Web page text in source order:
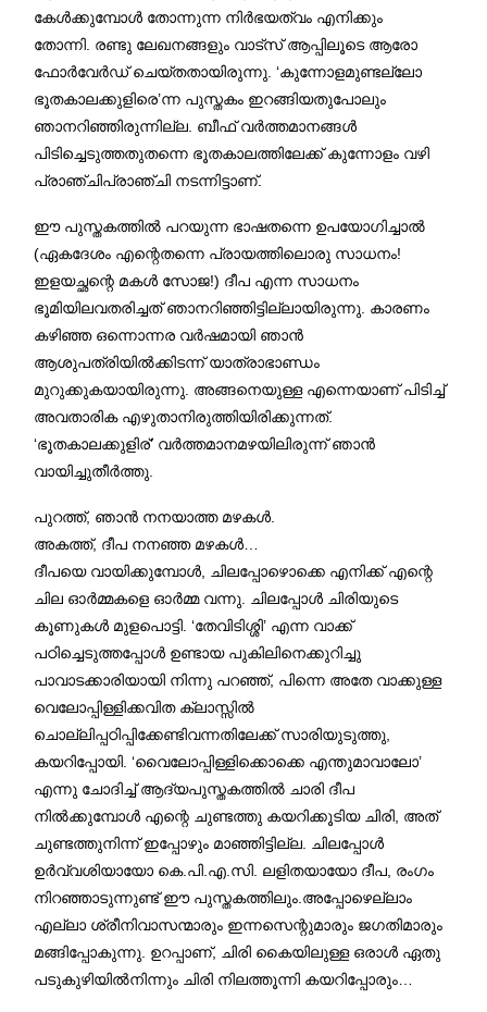
കേള്‍ക്കുമ്പോള്‍ തോന്നുന്ന നിര്‍ഭയത്വം എനിക്കും
തോന്നി. രണ്ടു ലേഖനങ്ങളും വാട്‌സ് ആപ്പിലൂടെ ആരോ
ഫോര്‍വേര്‍ഡ് ചെയ്തതായിരുന്നു. ‘കുന്നോളമുണ്ടല്ലോ
ഭൂതകാലക്കുളിരെ’ന്ന പുസ്തകം ഇറങ്ങിയതുപോലും
ഞാനറിഞ്ഞിരുന്നില്ല. ബീഫ് വര്‍ത്തമാനങ്ങള്‍
പിടിച്ചെടുത്തതുതന്നെ ഭൂതകാലത്തിലേക്ക് കുന്നോളം വഴി
പ്രാഞ്ചിപ്രാഞ്ചി നടന്നിട്ടാണ്.
ഈ പുസ്തകത്തില്‍ പറയുന്ന ഭാഷതന്നെ ഉപയോഗിച്ചാല്‍
(ഏകദേശം എന്റെതന്നെ പ്രായത്തിലൊരു സാധനം!
ഇളയച്ഛന്റെ മകള്‍ സോജ!) ദീപ എന്ന സാധനം
ഭൂമിയിലവതരിച്ചത് ഞാനറിഞ്ഞിട്ടില്ലായിരുന്നു. കാരണം
കഴിഞ്ഞ ഒന്നൊന്നര വര്‍ഷമായി ഞാന്‍
ആശുപത്രിയില്‍ക്കിടന്ന് യാത്രാഭാണ്ഡം
മുറുക്കുകയായിരുന്നു. അങ്ങനെയുള്ള എന്നെയാണ് പിടിച്ച്
അവതാരിക എഴുതാനിരുത്തിയിരിക്കുന്നത്.
‘ഭൂതകാലക്കുളിര്’ വര്‍ത്തമാനമഴയിലിരുന്ന് ഞാൻ
വായിച്ചുതീര്‍ത്തു.
പുറത്ത്, ഞാന്‍ നനയാത്ത മഴകള്‍.
അകത്ത്, ദീപ നനഞ്ഞ മഴകള്‍…
ദീപയെ വായിക്കുമ്പോള്‍, ചിലപ്പോഴൊക്കെ എനിക്ക് എന്റെ
ചില ഓര്‍മ്മകളെ ഓര്‍മ്മ വന്നു. ചിലപ്പോള്‍ ചിരിയുടെ
കൂണുകള്‍ മുളപൊട്ടി. ‘തേവിടിശ്ശി’ എന്ന വാക്ക്
പഠിച്ചെടുത്തപ്പോള്‍ ഉണ്ടായ പുകിലിനെക്കുറിച്ചു
പാവാടക്കാരിയായി നിന്നു പറഞ്ഞ്, പിന്നെ അതേ വാക്കുള്ള
വെലോപ്പിള്ളിക്കവിത ക്ലാസ്സില്‍
ചൊല്ലിപ്പഠിപ്പിക്കേണ്ടിവന്നതിലേക്ക് സാരിയുടുത്തു,
കയറിപ്പോയി. ‘വൈലോപ്പിള്ളിക്കൊക്കെ എന്തുമാവാലോ’
എന്നു ചോദിച്ച് ആദ്യപുസ്തകത്തില്‍ ചാരി ദീപ
നില്‍ക്കുമ്പോള്‍ എന്റെ ചുണ്ടത്തു കയറിക്കൂടിയ ചിരി, അത്
ചുണ്ടത്തുനിന്ന് ഇപ്പോഴും മാഞ്ഞിട്ടില്ല. ചിലപ്പോള്‍
ഉര്‍വ്വശിയായോ കെ.പി.എ.സി. ലളിതയായോ ദീപ, രംഗം
നിറഞ്ഞാടുന്നുണ്ട് ഈ പുസ്തകത്തിലും.അപ്പോഴെല്ലാം
എല്ലാ ശ്രീനിവാസന്മാരും ഇന്നസെന്റുമാരും ജഗതിമാരും
മങ്ങിപ്പോകുന്നു. ഉറപ്പാണ്, ചിരി കൈയിലുള്ള ഒരാള്‍ ഏതു
പടുകുഴിയില്‍നിന്നും ചിരി നിലത്തൂന്നി കയറിപ്പോരും…